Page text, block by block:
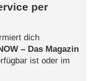
per
dich
– Das Magazin
ist oder im